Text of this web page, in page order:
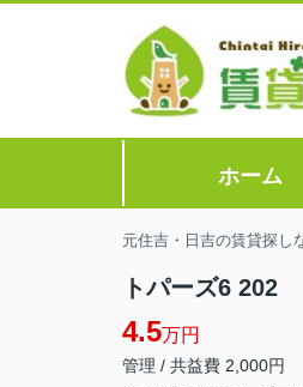
ホーム
元住吉・日吉の賃貸探し
トパーズ6 202
4.5万円
管理 / 共益費 2,000円